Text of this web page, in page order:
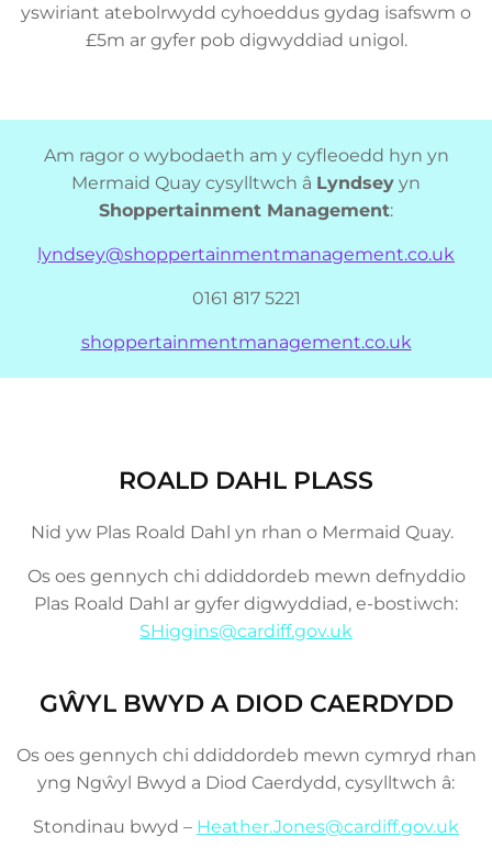
yswiriant atebolrwydd cyhoeddus gydag isafswm o
£5m ar gyfer pob digwyddiad unigol.
Am ragor o wybodaeth am y cyfleoedd hyn yn
Mermaid Quay cysylltwch â Lyndsey yn
Shoppertainment Management:
lyndsey@shoppertainmentmanagement.co.uk
0161 817 5221
shoppertainmentmanagement.co.uk
ROALD DAHL PLASS
Nid yw Plas Roald Dahl yn rhan o Mermaid Quay.
Os oes gennych chi ddiddordeb mewn defnyddio
Plas Roald Dahl ar gyfer digwyddiad, e-bostiwch:
SHiggins@cardiff.gov.uk
GŴYL BWYD A DIOD CAERDYDD
Os oes gennych chi ddiddordeb mewn cymryd rhan
yng Ngŵyl Bwyd a Diod Caerdydd, cysylltwch â:
Stondinau bwyd – Heather.Jones@cardiff.gov.uk